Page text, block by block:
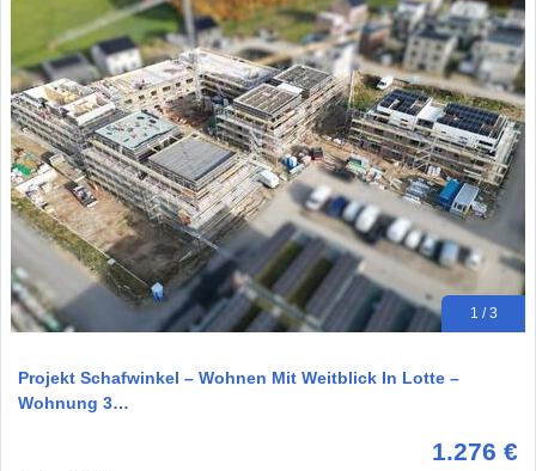
1 / 3
Projekt Schafwinkel – Wohnen Mit Weitblick In Lotte –
Wohnung 3…
1.276 €